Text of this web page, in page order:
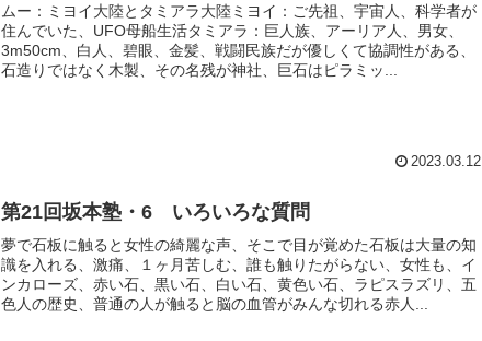
ムー：ミヨイ大陸とタミアラ大陸ミヨイ：ご先祖、宇宙人、科学者が
住んでいた、UFO母船生活タミアラ：巨人族、アーリア人、男女、
3m50cm、白人、碧眼、金髪、戦闘民族だが優しくて協調性がある、
石造りではなく木製、その名残が神社、巨石はピラミッ...
2023.03.12
第21回坂本塾・6 いろいろな質問
夢で石板に触ると女性の綺麗な声、そこで目が覚めた石板は大量の知
識を入れる、激痛、１ヶ月苦しむ、誰も触りたがらない、女性も、イ
ンカローズ、赤い石、黒い石、白い石、黄色い石、ラピスラズリ、五
色人の歴史、普通の人が触ると脳の血管がみんな切れる赤人...